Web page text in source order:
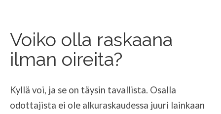
Voiko olla raskaana
ilman oireita?
Kyllä voi, ja se on täysin tavallista. Osalla
odottajista ei ole alkuraskaudessa juuri lainkaan